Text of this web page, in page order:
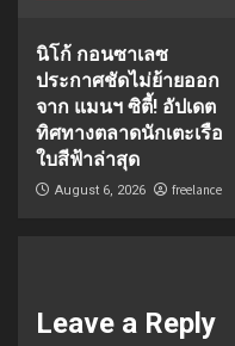
นิโก้ กอนซาเลซ
ประกาศชัดไม่ย้ายออก
จาก แมนฯ ซิตี้! อัปเดต
ทิศทางตลาดนักเตะเรือ
ใบสีฟ้าล่าสุด
August 6, 2026 freelance
Leave a Reply